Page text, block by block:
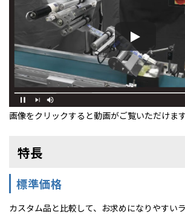
画像をクリックすると動画がご覧いただけます
特長
標準価格
カスタム品と比較して、お求めになりやすいラ